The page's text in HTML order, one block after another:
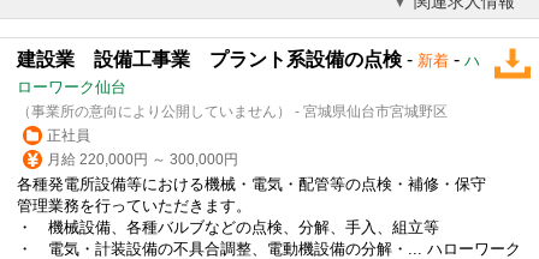
建設業 設備工事業 プラント系設備の点検 - 新着 - ハ
ローワーク仙台
（事業所の意向により公開していません） - 宮城県仙台市宮城野区
正社員
月給 220,000円 ～ 300,000円
各種発電所設備等における機械・電気・配管等の点検・補修・保守
管理業務を行っていただきます。
・ 機械設備、各種バルブなどの点検、分解、手入、組立等
・ 電気・計装設備の不具合調整、電動機設備の分解・... ハローワーク